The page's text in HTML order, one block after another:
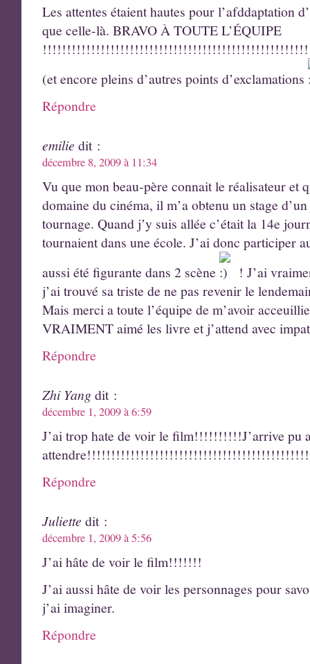
Les attentes étaient hautes pour l’afddaptation
que celle-là. BRAVO À TOUTE L’ÉQUIPE
(et encore pleins d’autres points d’exclamations
Répondre
emilie dit :
décembre 8, 2009 à 11:34
Vu que mon beau-père connait le réalisateur et
domaine du cinéma, il m’a obtenu un stage
tournage. Quand j’y suis allée c’était la 14e
tournaient dans une école. J’ai donc participer
aussi été figurante dans 2 scène
! J’ai
j’ai trouvé sa triste de ne pas revenir le
Mais merci a toute l’équipe de m’avoir
VRAIMENT aimé les livre et j’attend avec
Répondre
Zhi Yangdit :
décembre 1, 2009 à 6:59
J’ai trop hate de voir le film!!!!!!!!!!J’arrive pu
Répondre
Juliette dit :
décembre 1, 2009 à 5:56
J’ai hâte de voir le film!!!!!!!
J’ai aussi hâte de voir les personnages pour
j’ai imaginer.
Répondre